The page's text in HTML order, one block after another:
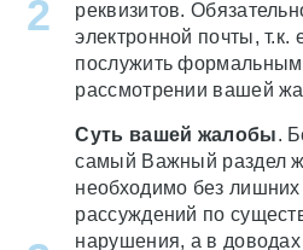
реквизитов.
электронной почты, т.к.
послужить формальным
рассмотрении вашей
Суть вашей жалобы.
самый Важный раздел
необходимо без
рассуждений по
нарушения, а в